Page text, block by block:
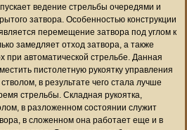
ведение стрельбы очередями и
затвора. Особенностью конструкции
перемещение затвора под углом к
замедляет отход затвора, а также
при автоматической стрельбе. Данная
пистолетную рукоятку управления
в результате чего стала лучше
стрельбы. Складная рукоятка,
в разложенном состоянии служит
в сложенном она работает еще и в